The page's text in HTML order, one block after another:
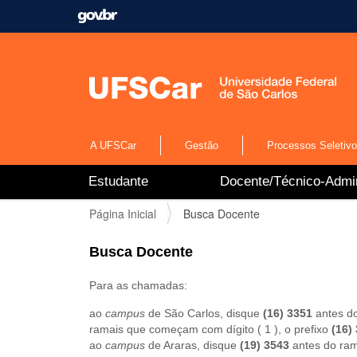
A UFSCar Gestão Processos
v
Estudante Docente/Técnico-
V
c
ê
s
t
á
a
Página Inicial Busca Docente
Busca Docente
Para as chamadas:
ao campus de São Carlos, disque (16) 3351 antes
ramais que começam com dígito ( 1 ), o prefixo (16)
ao campus de Araras, disque (19) 3543 antes do